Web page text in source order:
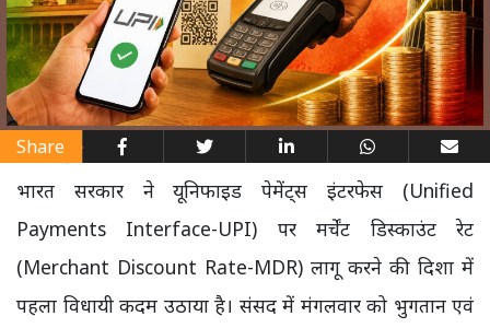
Share
भारत सरकार ने यूनिफाइड पेमेंट्स इंटरफेस (Unified
Payments Interface-UPI) पर मर्चेंट डिस्काउंट रेट
(Merchant Discount Rate-MDR) लागू करने की दिशा में
पहला विधायी कदम उठाया है। संसद में मंगलवार को भुगतान एवं